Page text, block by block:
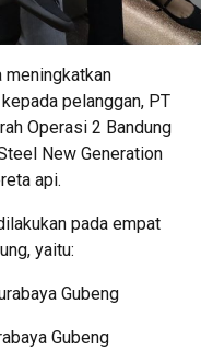
meningkatkan
pelanggan, PT
Operasi 2 Bandung
New Generation
api.
pada empat
yaitu:
Gubeng
Gubeng